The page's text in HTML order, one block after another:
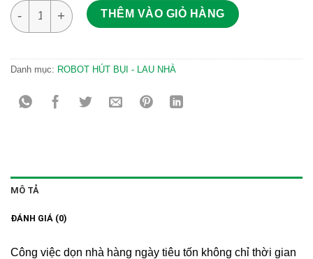
Robot hút bụi lau nhà Ecovacs Deebot DN55 số lượng
THÊM VÀO GIỎ HÀNG
Danh mục: ROBOT HÚT BỤI - LAU NHÀ
MÔ TẢ
ĐÁNH GIÁ (0)
Công việc dọn nhà hàng ngày tiêu tốn không chỉ thời gian